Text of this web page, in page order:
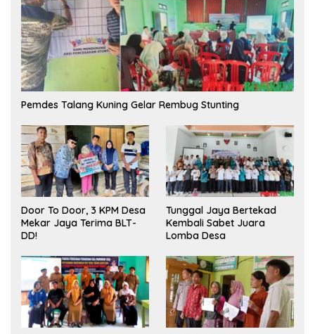
Pemdes Talang Kuning Gelar Rembug Stunting
Door To Door, 3 KPM Desa
Mekar Jaya Terima BLT-
DD!
Tunggal Jaya Bertekad
Kembali Sabet Juara
Lomba Desa